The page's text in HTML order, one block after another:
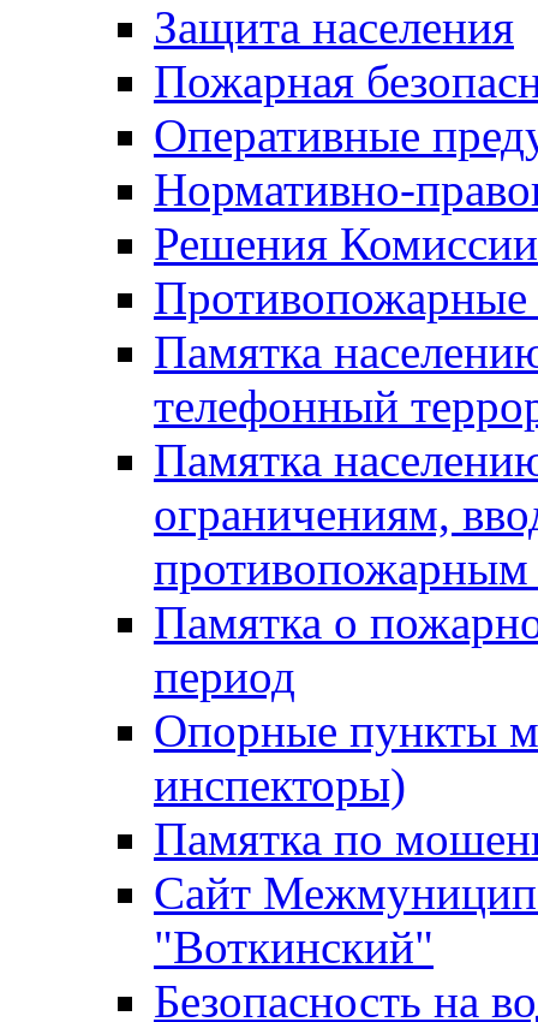
Защита населения
Пожарная
Оперативные
Нормативно-
Решения
Противопожарные
Памятка
телефонный
Памятка
ограничениям,
Памятка о
период
Опорные пункты
инспекторы)
Памятка по
Сайт
"Воткинский"
Безопасность на